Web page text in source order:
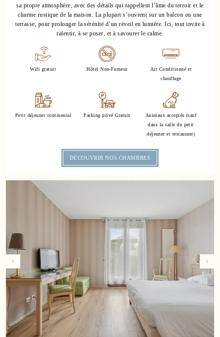
sa propre atmosphère, avec des détails qui rappellent l’âme du terroir et le
charme rustique de la maison. La plupart s’ouvrent sur un balcon ou une
terrasse, pour prolonger la sérénité d’un réveil en lumière. Ici, tout invite à
ralentir, à se poser, et à savourer le calme.
18
28
Wifi gratuit Hôtel Non-Fumeur
Air Conditionné et
chauffage
Petit déjeuner continental Parking privé Gratuit
Animaux acceptés (sauf
dans la salle du petit
déjeuner et restaurant)
DÉCOUVRIR NOS CHAMBRES